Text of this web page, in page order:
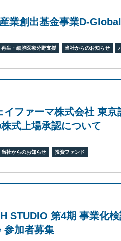
業創出基金事業D-
再生・細胞医療分野支援 当社からのお知らせ
イファーマ株式会社 東京
式上場承認について
当社からのお知らせ 投資ファンド
STUDIO 第4期 事業化
参加者募集